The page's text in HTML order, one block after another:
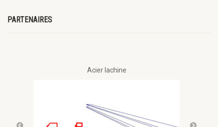
PARTENAIRES
Acier lachine